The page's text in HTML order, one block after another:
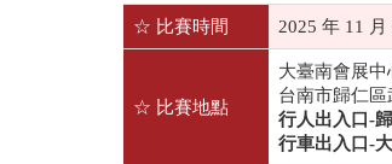
☆ 比賽時間 2025 年 11 月
☆ 比賽地點
大臺南會展
台南市歸仁區
行人出入口-
行車出入口-